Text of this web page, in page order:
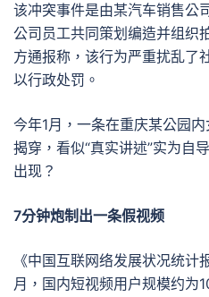
该冲突事件是由某汽车销售公
公司员工共同策划编造并组织
方通报称，该行为严重扰乱了
以行政处罚。
今年1月，一条在重庆某公园
揭穿，看似“真实讲述”实为自
出现？
7分钟炮制出一条假视频
《中国互联网络发展状况统
月，国内短视频用户规模约为